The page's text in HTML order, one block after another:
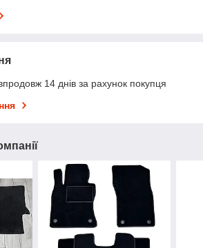
14 днів за рахунок покупця